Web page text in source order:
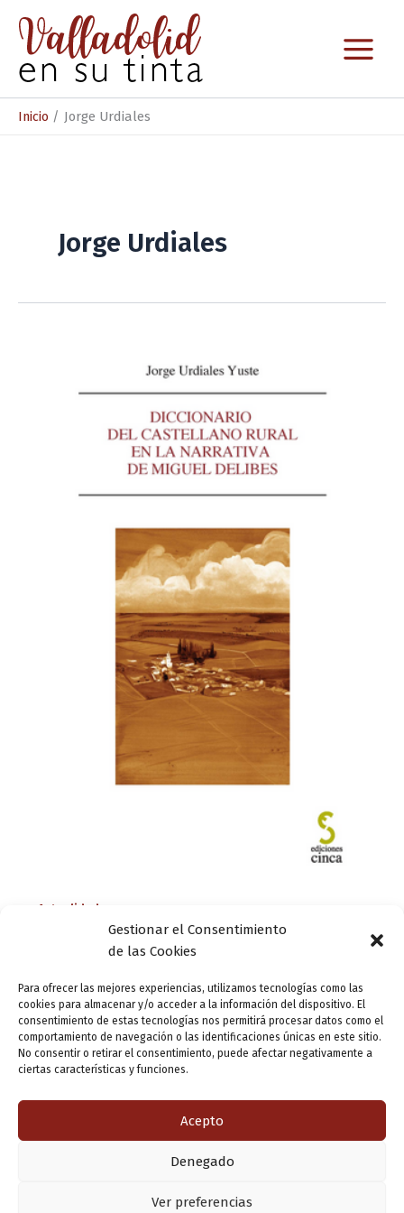
Gestionar el Consentimiento
de las Cookies
Para ofrecer las mejores experiencias, utilizamos tecnologías como las
cookies para almacenar y/o acceder a la información del dispositivo. El
consentimiento de estas tecnologías nos permitirá procesar datos como el
comportamiento de navegación o las identificaciones únicas en este sitio.
No consentir o retirar el consentimiento, puede afectar negativamente a
ciertas características y funciones.
Acepto
Denegado
Ver preferencias
contenido
Inicio Jorge Urdiales
Jorge Urdiales
Actualidad
Jorge Urdiales reedita el Diccionario del
Castellano Rural en la Narrativa de Miguel
Delibes
ensutinta/29 enero, 2013
Zahurdón, morrete, escucar, candaja, voltineta,
sacavinos, coquina… son algunos de los 326 vocablos que
Copyright © 2026 Valladolid en su titna